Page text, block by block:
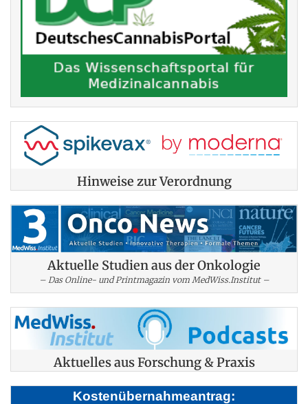
Hinweise zur Verordnung
Aktuelle Studien aus der Onkologie
– Das Online- und Printmagazin vom MedWiss.Institut –
Aktuelles aus Forschung & Praxis
Kostenübernahmeantrag: